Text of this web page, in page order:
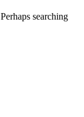
searching